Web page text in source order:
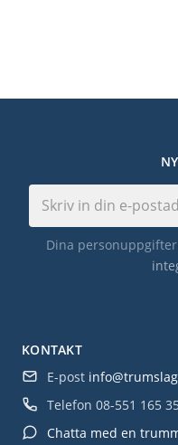
KONTAKT
E-post
Telefon 08-551 165
Chatta med en
Dina